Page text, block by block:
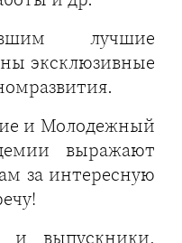
лучшие
эксклюзивные
и Молодежный
выражают
за интересную
и выпускники,